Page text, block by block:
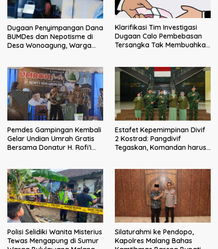
Dugaan Penyimpangan Dana
BUMDes dan Nepotisme di
Desa Wonoagung, Warga
Klarifikasi Tim Investigasi
Dugaan Calo Pembebasan
Tersangka Tak Membuahkan
Pemdes Gampingan Kembali
Gelar Undian Umrah Gratis
Bersama Donatur H. Rofi’i
Estafet Kepemimpinan Divif
2 Kostrad: Pangdivif
Tegaskan, Komandan harus
Polisi Selidiki Wanita Misterius
Tewas Mengapung di Sumur
Silaturahmi ke Pendopo,
Kapolres Malang Bahas